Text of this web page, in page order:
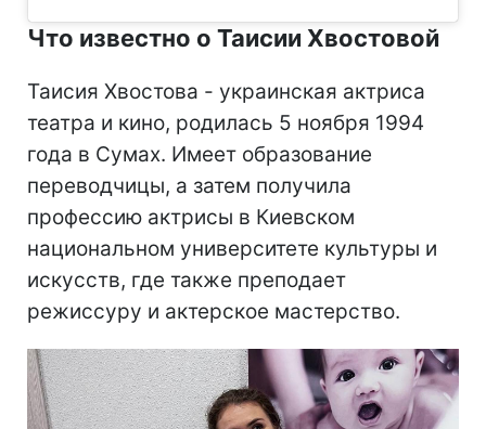
Что известно о Таисии Хвостовой
Таисия Хвостова - украинская актриса
театра и кино, родилась 5 ноября 1994
года в Сумах. Имеет образование
переводчицы, а затем получила
профессию актрисы в Киевском
национальном университете культуры и
искусств, где также преподает
режиссуру и актерское мастерство.